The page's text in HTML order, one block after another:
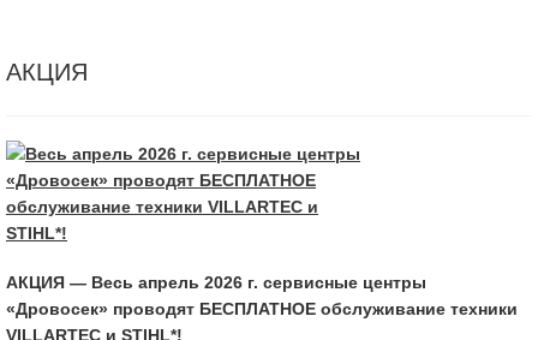
АКЦИЯ
АКЦИЯ — Весь апрель 2026 г. сервисные центры
«Дровосек» проводят БЕСПЛАТНОЕ обслуживание техники
VILLARTEC и STIHL*!